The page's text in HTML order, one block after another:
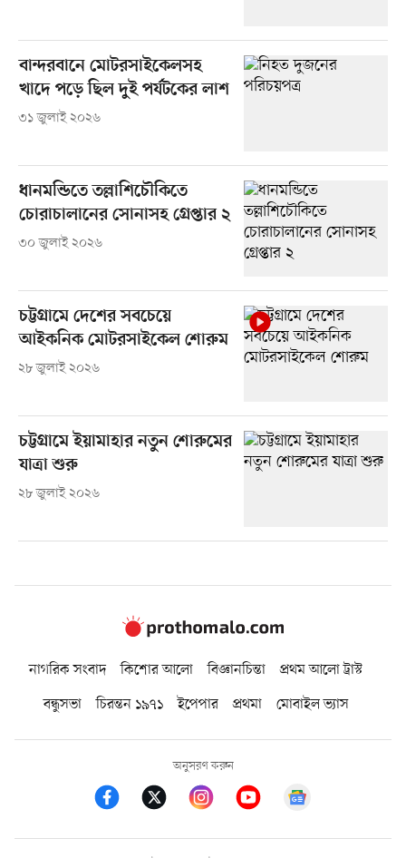
বান্দরবানে মোটরসাইকেলসহ
খাদে পড়ে ছিল দুই পর্যটকের লাশ
৩১ জুলাই ২০২৬
ধানমন্ডিতে তল্লাশিচৌকিতে
চোরাচালানের সোনাসহ গ্রেপ্তার ২
৩০ জুলাই ২০২৬
চট্টগ্রামে দেশের সবচেয়ে
আইকনিক মোটরসাইকেল শোরুম
২৮ জুলাই ২০২৬
চট্টগ্রামে ইয়ামাহার নতুন শোরুমের
যাত্রা শুরু
২৮ জুলাই ২০২৬
নাগরিক সংবাদ কিশোর আলো বিজ্ঞানচিন্তা
প্রথম আলো ট্রাস্ট
বন্ধুসভা
চিরন্তন ১৯৭১ ইপেপার প্রথমা মোবাইল ভ্যাস
অনুসরণ করুন